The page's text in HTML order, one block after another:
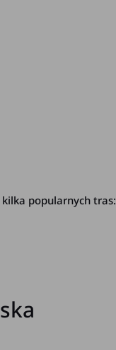
popularnych tras: